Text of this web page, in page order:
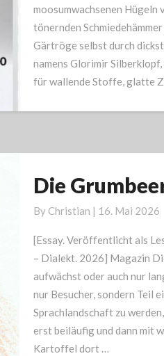
moosumwachsenen Hügeln
tönernden
Gärtröge selbst durch
namens Glorimir
für wallende Stoffe, glatte
Die
Die
By Christian | 16. Mai 2026
[Essay. Veröffentlicht als
– Dialekt. 2026] Magazin
aufwächst oder auch nur
nur Besucher, sondern Teil
Sprachlandschaft zu
erst beiläufig und dann mit
Kartoffel dort …